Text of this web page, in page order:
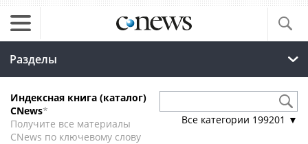
Разделы
Индексная книга (каталог)
CNews*
Получите все материалы
CNews по ключевому слову
Все категории 199201 ▼